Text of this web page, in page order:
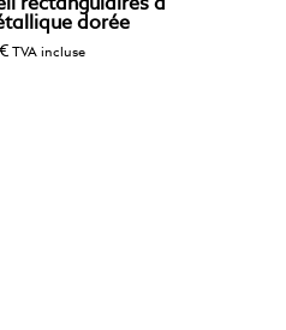
rectangulaires à
dorée
€ TVA incluse